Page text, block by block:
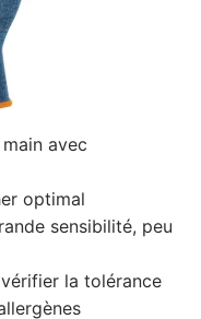
avec
optimal
sensibilité, peu
la tolérance